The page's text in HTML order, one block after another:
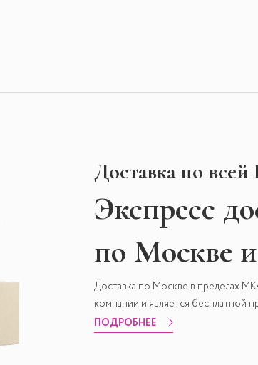
Доставка по
Экспресс
по Москве
Доставка по Москве в пределах
компании и является бесплатной
ПОДРОБНЕЕ